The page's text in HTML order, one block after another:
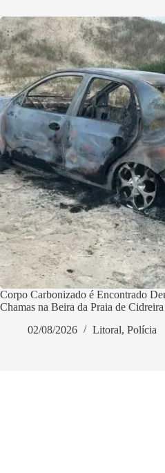
Corpo Carbonizado é Encontrado
Chamas na Beira da Praia de Cidreira
02/08/2026
Litoral, Polícia